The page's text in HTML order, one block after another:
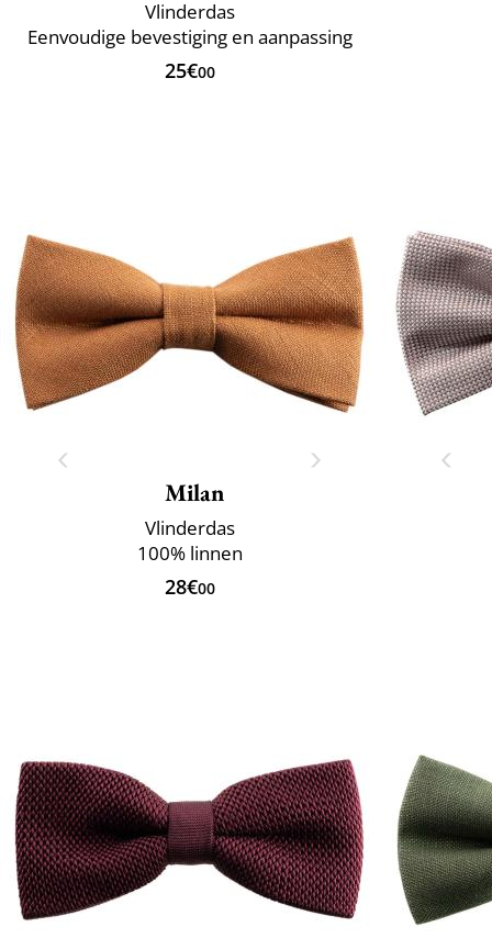
Vlinderdas
Eenvoudige bevestiging en aanpassing
25€00
Milan
Vlinderdas
100% linnen
28€00